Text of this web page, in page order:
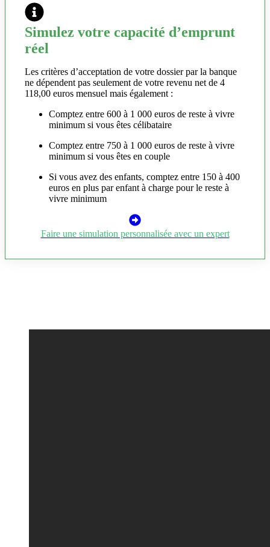
Simulez votre capacité d’emprunt
réel
Les critères d’acceptation de votre dossier par la banque
ne dépendent pas seulement de votre revenu net de 4
118,00 euros mensuel mais également :
Comptez entre 600 à 1 000 euros de reste à vivre
minimum si vous êtes célibataire
Comptez entre 750 à 1 000 euros de reste à vivre
minimum si vous êtes en couple
Si vous avez des enfants, comptez entre 150 à 400
euros en plus par enfant à charge pour le reste à
vivre minimum
Faire une simulation personnalisée avec un expert